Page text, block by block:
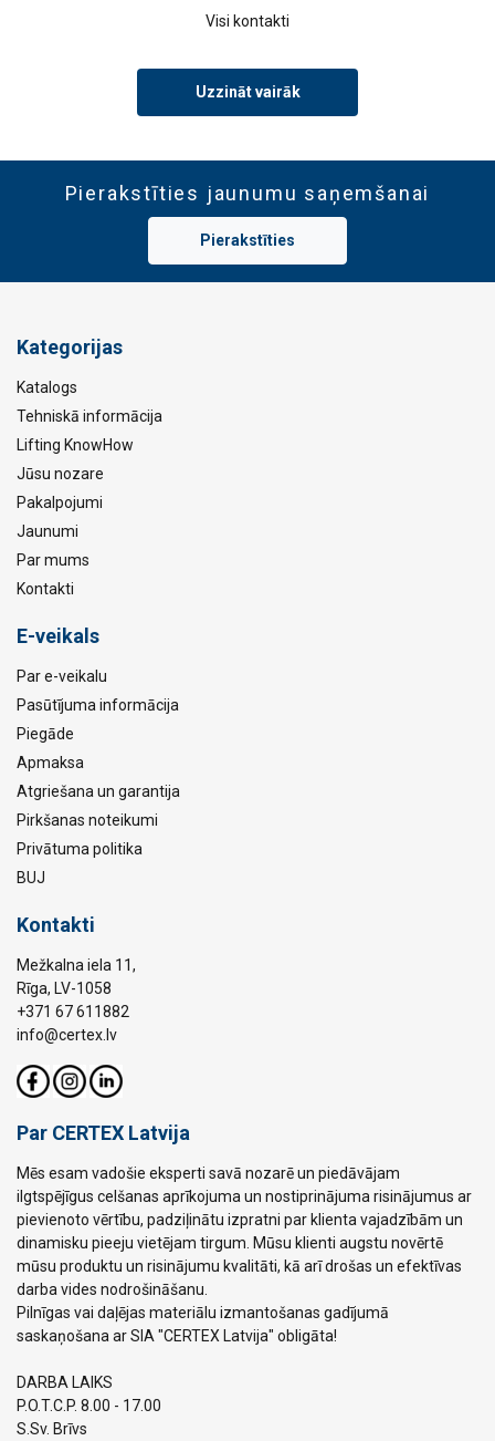
Visi kontakti
Uzzināt vairāk
Pierakstīties jaunumu saņemšanai
Pierakstīties
Kategorijas
Katalogs
Tehniskā informācija
Lifting KnowHow
Jūsu nozare
Pakalpojumi
Jaunumi
Par mums
Kontakti
E-veikals
Par e-veikalu
Pasūtījuma informācija
Piegāde
Apmaksa
Atgriešana un garantija
Pirkšanas noteikumi
Privātuma politika
BUJ
Kontakti
Mežkalna iela 11,
Rīga, LV-1058
+371 67 611882
info@certex.lv
Par CERTEX Latvija
Mēs esam vadošie eksperti savā nozarē un piedāvājam
ilgtspējīgus celšanas aprīkojuma un nostiprinājuma risinājumus ar
pievienoto vērtību, padziļinātu izpratni par klienta vajadzībām un
dinamisku pieeju vietējam tirgum. Mūsu klienti augstu novērtē
mūsu produktu un risinājumu kvalitāti, kā arī drošas un efektīvas
darba vides nodrošināšanu.
Pilnīgas vai daļējas materiālu izmantošanas gadījumā
saskaņošana ar SIA "CERTEX Latvija" obligāta!
DARBA LAIKS
P.O.T.C.P. 8.00 - 17.00
S.Sv. Brīvs